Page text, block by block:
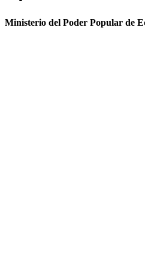
Ministerio del Poder Popular de